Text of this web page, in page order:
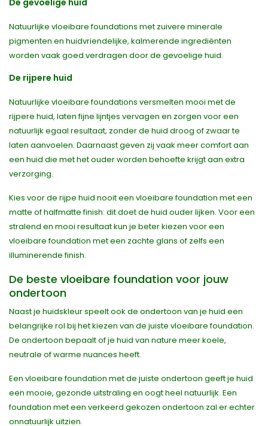
De gevoelige huid
Natuurlijke vloeibare foundations met zuivere minerale
pigmenten en huidvriendelijke, kalmerende ingrediënten
worden vaak goed verdragen door de gevoelige huid.
De rijpere huid
Natuurlijke vloeibare foundations versmelten mooi met de
rijpere huid, laten fijne lijntjes vervagen en zorgen voor een
natuurlijk egaal resultaat, zonder de huid droog of zwaar te
laten aanvoelen. Daarnaast geven zij vaak meer comfort aan
een huid die met het ouder worden behoefte krijgt aan extra
verzorging.
Kies voor de rijpe huid nooit een vloeibare foundation met een
matte of halfmatte finish: dit doet de huid ouder lijken. Voor een
stralend en mooi resultaat kun je beter kiezen voor een
vloeibare foundation met een zachte glans of zelfs een
illuminerende finish.
De beste vloeibare foundation voor jouw
ondertoon
Naast je huidskleur speelt ook de ondertoon van je huid een
belangrijke rol bij het kiezen van de juiste vloeibare foundation.
De ondertoon bepaalt of je huid van nature meer koele,
neutrale of warme nuances heeft.
Een vloeibare foundation met de juiste ondertoon geeft je huid
een mooie, gezonde uitstraling en oogt heel natuurlijk. Een
foundation met een verkeerd gekozen ondertoon zal er echter
onnatuurlijk uitzien.